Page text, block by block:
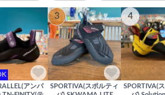
アンパ
3
SPORTIVA(スポルティ
4
SPORTIVA(